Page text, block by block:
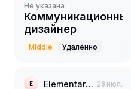
Не указана
Коммуникационный
дизайнер
Middle Удалённо
E Elementaree 28 июл.